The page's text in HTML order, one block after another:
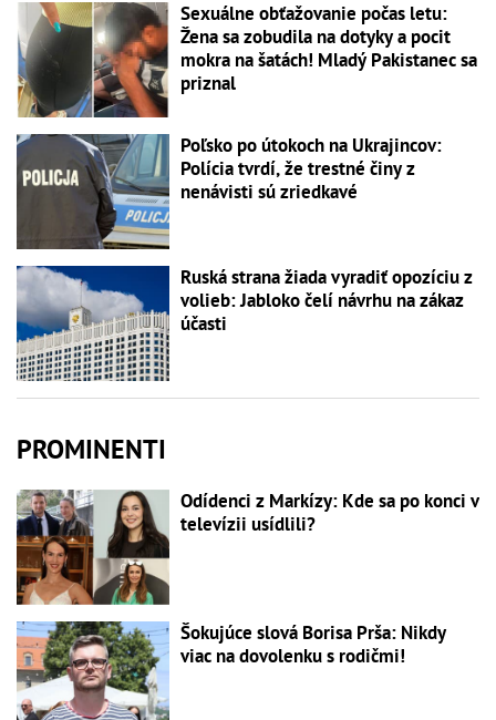
Sexuálne obťažovanie počas letu:
Žena sa zobudila na dotyky a pocit
mokra na šatách! Mladý Pakistanec sa
priznal
Poľsko po útokoch na Ukrajincov:
Polícia tvrdí, že trestné činy z
nenávisti sú zriedkavé
Ruská strana žiada vyradiť opozíciu z
volieb: Jabloko čelí návrhu na zákaz
účasti
PROMINENTI
Odídenci z Markízy: Kde sa po konci v
televízii usídlili?
Šokujúce slová Borisa Prša: Nikdy
viac na dovolenku s rodičmi!